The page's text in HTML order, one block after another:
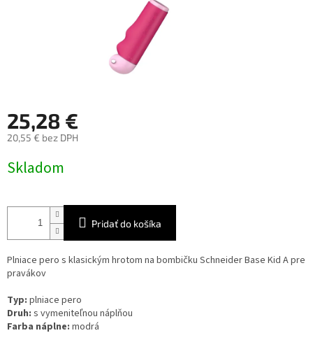
25,28 €
20,55 € bez DPH
cena:
Skladom
Pridať do košíka
Plniace pero s klasickým hrotom na bombičku Schneider Base Kid A pre
pravákov
Typ: plniace pero
Druh: s vymeniteľnou náplňou
Farba náplne: modrá